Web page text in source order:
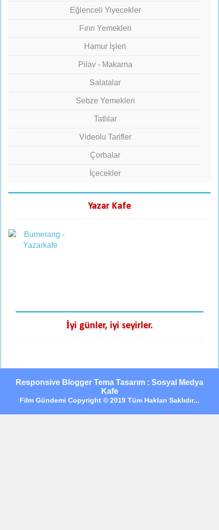
Eğlenceli Yiyecekler
Fırın Yemekleri
Hamur İşleri
Pilav - Makarna
Salatalar
Sebze Yemekleri
Tatlılar
Videolu Tarifler
Çorbalar
İçecekler
Yazar Kafe
İyi günler, iyi seyirler.
Responsive Blogger Tema Tasarım : Sosyal Medya
Kafe
Film Gündemi Copyright © 2019 Tüm Hakları Saklıdır...